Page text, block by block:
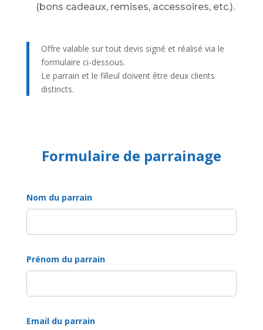
(bons cadeaux, remises, accessoires, etc.).
Offre valable sur tout devis signé et réalisé via le
formulaire ci-dessous.
Le parrain et le filleul doivent être deux clients
distincts.
Formulaire de parrainage
Nom du parrain
Prénom du parrain
Email du parrain